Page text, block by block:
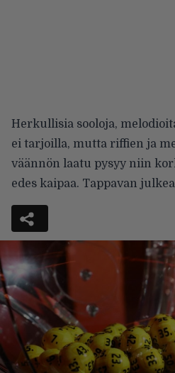
Herkullisia sooloja,
ei tarjoilla, mutta riffien ja
väännön laatu pysyy niin
edes kaipaa. Tappavan